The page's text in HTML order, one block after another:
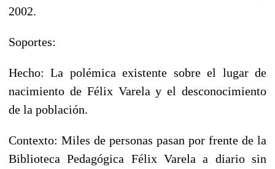
2002.
Soportes:
Hecho: La polémica existente sobre el lugar de
nacimiento de Félix Varela y el desconocimiento
de la población.
Contexto: Miles de personas pasan por frente de la
Biblioteca Pedagógica Félix Varela a diario sin